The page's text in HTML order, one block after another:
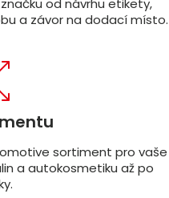
od návrhu etikety,
a závor na dodací místo.
sortiment pro vaše
a autokosmetiku až po